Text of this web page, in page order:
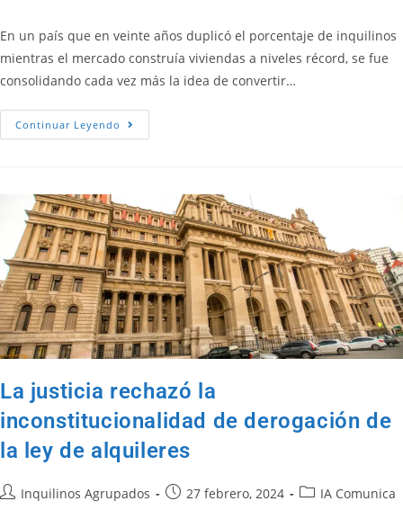
En un país que en veinte años duplicó el porcentaje de inquilinos
mientras el mercado construía viviendas a niveles récord, se fue
consolidando cada vez más la idea de convertir…
Continuar Leyendo
La justicia rechazó la
inconstitucionalidad de derogación de
la ley de alquileres
Inquilinos Agrupados 27 febrero, 2024 IA Comunica